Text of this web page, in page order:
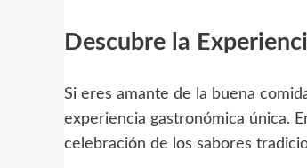
Descubre la
Si eres amante de la buena
experiencia gastronómica única.
celebración de los sabores